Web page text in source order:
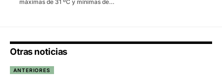
máximas de 31 ºC y mínimas de…
Otras noticias
ANTERIORES